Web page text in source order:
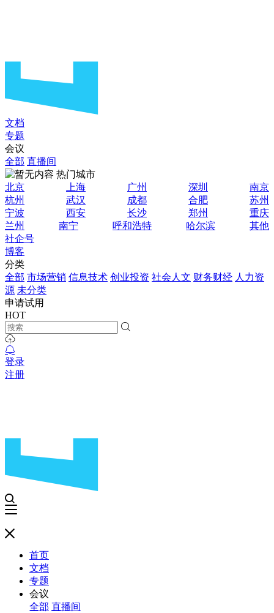
文档
专题
会议
全部 直播间
热门城市
北京
上海 广州 深圳
南京
杭州
武汉 成都 合肥
苏州
宁波
西安 长沙 郑州
重庆
兰州
南宁 呼和浩特 哈尔滨
其他
社企号
博客
分类
全部 市场营销 信息技术 创业投资 社会人文 财务财经 人力资
源 未分类
申请试用
HOT
登录
注册
首页
文档
专题
会议
全部 直播间